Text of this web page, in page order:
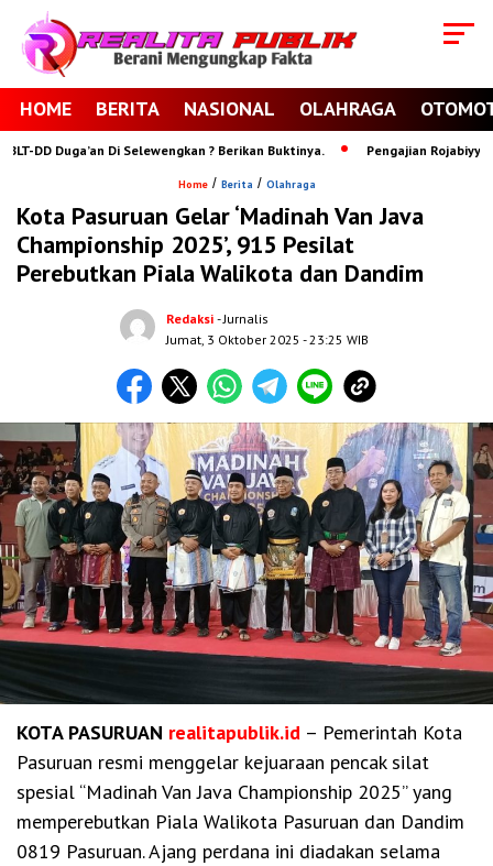
HOME BERITA NASIONAL OLAHRAGA
Duga’an Di Selewengkan ? Berikan Buktinya. Pengajian Rojabiyyah
Home/ Berita / Olahraga
Kota Pasuruan Gelar ‘Madinah Van Java
Championship 2025’, 915 Pesilat
Perebutkan Piala Walikota dan Dandim
Redaksi - Jurnalis
Jumat, 3 Oktober 2025 - 23:25 WIB
KOTA PASURUAN realitapublik.id – Pemerintah Kota
Pasuruan resmi menggelar kejuaraan pencak silat
spesial “Madinah Van Java Championship 2025” yang
memperebutkan Piala Walikota Pasuruan dan Dandim
0819 Pasuruan. Ajang perdana ini diadakan selama